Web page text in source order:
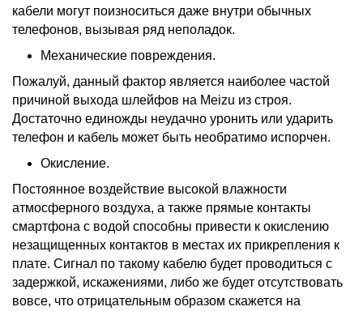
кабели могут поизноситься даже внутри обычных
телефонов, вызывая ряд неполадок.
Механические повреждения.
Пожалуй, данный фактор является наиболее частой
причиной выхода шлейфов на Meizu из строя.
Достаточно единожды неудачно уронить или ударить
телефон и кабель может быть необратимо испорчен.
Окисление.
Постоянное воздействие высокой влажности
атмосферного воздуха, а также прямые контакты
смартфона с водой способны привести к окислению
незащищенных контактов в местах их прикрепления к
плате. Сигнал по такому кабелю будет проводиться с
задержкой, искажениями, либо же будет отсутствовать
вовсе, что отрицательным образом скажется на